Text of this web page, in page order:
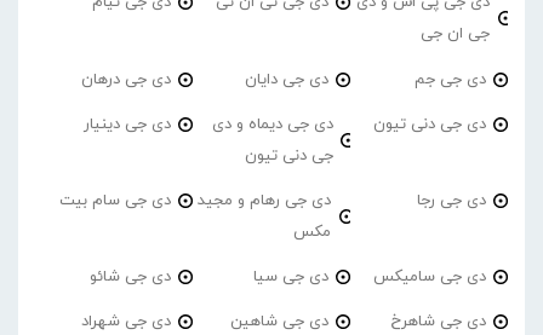
جی ان جی
دی جی جم دی جی دایان دی جی درهان
دی جی دنی تیون
دی جی دیماه و دی
جی دنی تیون
دی جی دینیار
دی جی رجا
دی جی رهام و مجید
مکس
دی جی سام بیت
دی جی سامیکس دی جی سیا دی جی شائو
دی جی شاهرخ دی جی شاهین دی جی شهراد